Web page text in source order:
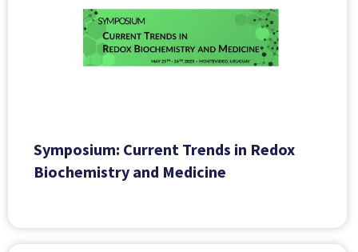
Symposium: Current Trends in Redox
Biochemistry and Medicine